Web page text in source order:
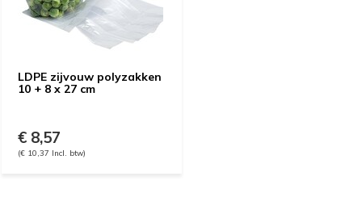
LDPE zijvouw polyzakken
10 + 8 x 27 cm
€ 8,57
(€ 10,37 Incl. btw)